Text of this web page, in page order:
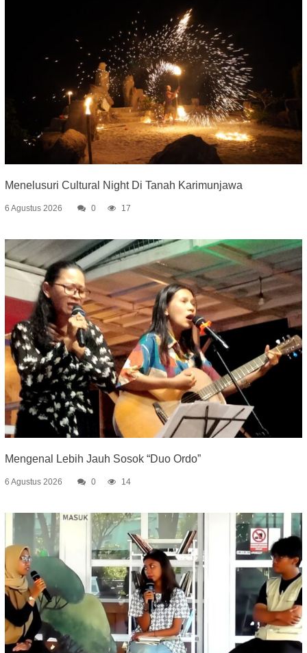
Menelusuri Cultural Night Di Tanah Karimunjawa
6 Agustus 2026 0 17
Mengenal Lebih Jauh Sosok “Duo Ordo”
6 Agustus 2026 0 14